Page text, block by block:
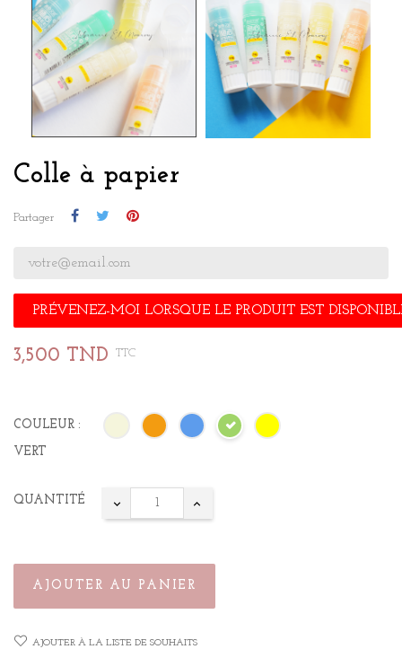
Colle à papier
Partager
PRÉVENEZ-MOI LORSQUE LE PRODUIT EST
3,500 TND TTC
COULEUR :
VERT
QUANTITÉ
AJOUTER AU PANIER
AJOUTER À LA LISTE DE SOUHAITS